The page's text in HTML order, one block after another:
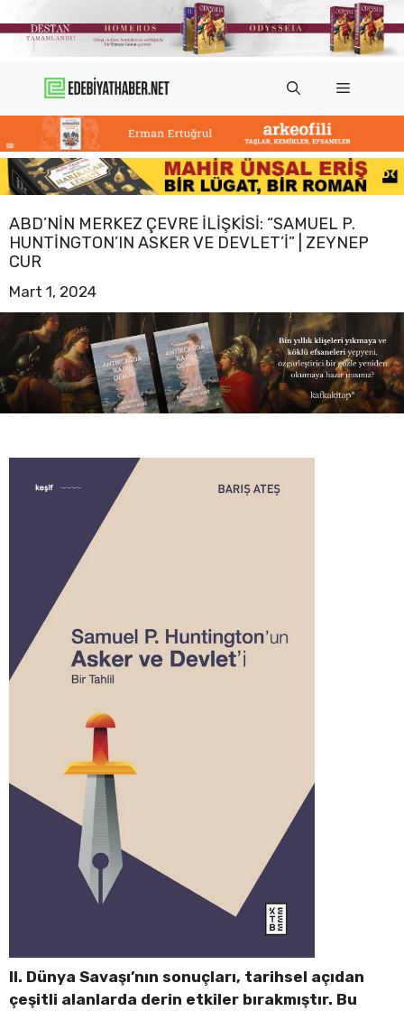
atla
Menü
ABD’NIN MERKEZ ÇEVRE ILIŞKISI: “SAMUEL P.
HUNTINGTON’IN ASKER VE DEVLET’I” | ZEYNEP
CUR
Mart 1, 2024
II. Dünya Savaşı’nın sonuçları, tarihsel açıdan
çeşitli alanlarda derin etkiler bırakmıştır. Bu